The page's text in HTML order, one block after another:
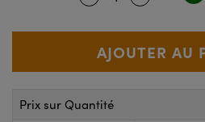
de Poche ou à Mesure Directe
Optiques Lightpath
Prix sur Quantité